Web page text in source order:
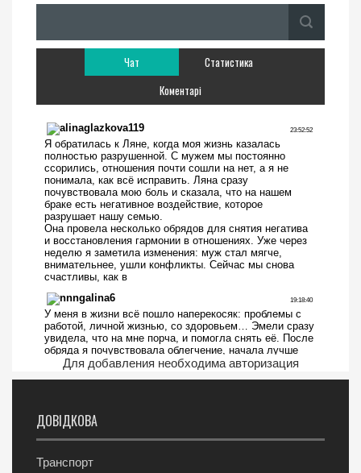
Чат
Статистика
Коментарі
Для добавления необходима авторизация
ДОВІДКОВА
Транспорт